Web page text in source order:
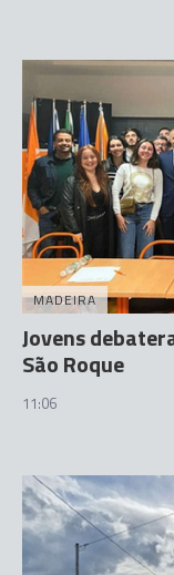
MADEIRA
Jovens
São Roque
11:06